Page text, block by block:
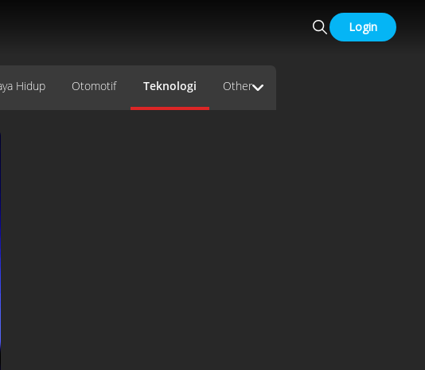
Login
Hidup Otomotif Teknologi Other